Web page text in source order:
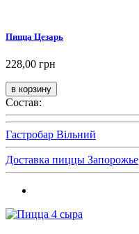
Пицца Цезарь
228,00 грн
Состав:
Гастробар Вільний
Доставка пиццы Запорожье